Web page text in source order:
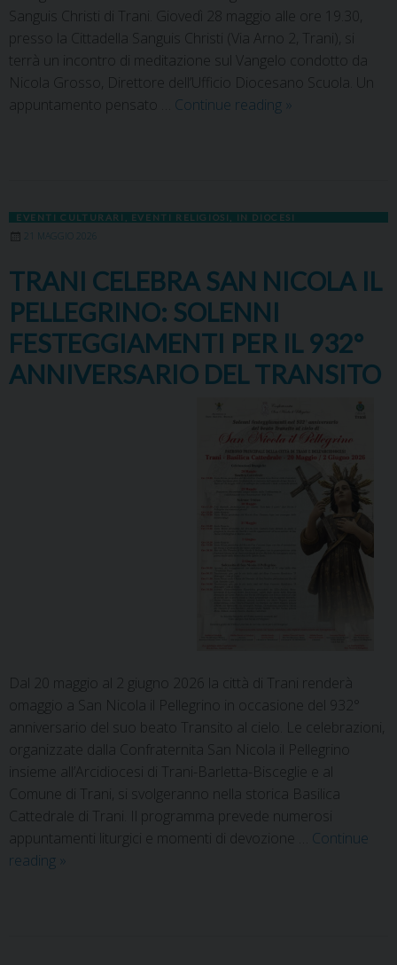
Sanguis Christi di Trani. Giovedì 28 maggio alle ore 19.30,
presso la Cittadella Sanguis Christi (Via Arno 2, Trani), si
terrà un incontro di meditazione sul Vangelo condotto da
Nicola Grosso, Direttore dell’Ufficio Diocesano Scuola. Un
appuntamento pensato … Continue reading »
EVENTI CULTURARI EVENTI RELIGIOSI IN DIOCESI
21 MAGGIO 2026
TRANI CELEBRA SAN NICOLA IL
PELLEGRINO: SOLENNI
FESTEGGIAMENTI PER IL 932°
ANNIVERSARIO DEL TRANSITO
Dal 20 maggio al 2 giugno 2026 la città di Trani renderà
omaggio a San Nicola il Pellegrino in occasione del 932°
anniversario del suo beato Transito al cielo. Le celebrazioni,
organizzate dalla Confraternita San Nicola il Pellegrino
insieme all’Arcidiocesi di Trani-Barletta-Bisceglie e al
Comune di Trani, si svolgeranno nella storica Basilica
Cattedrale di Trani. Il programma prevede numerosi
appuntamenti liturgici e momenti di devozione … Continue
reading »